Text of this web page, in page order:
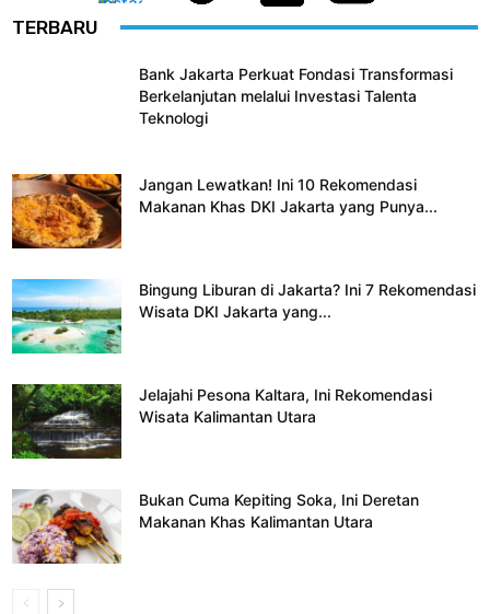
TERBARU
Bank Jakarta Perkuat Fondasi Transformasi
Berkelanjutan melalui Investasi Talenta
Teknologi
Jangan Lewatkan! Ini 10 Rekomendasi
Makanan Khas DKI Jakarta yang Punya...
Bingung Liburan di Jakarta? Ini 7 Rekomendasi
Wisata DKI Jakarta yang...
Jelajahi Pesona Kaltara, Ini Rekomendasi
Wisata Kalimantan Utara
Bukan Cuma Kepiting Soka, Ini Deretan
Makanan Khas Kalimantan Utara